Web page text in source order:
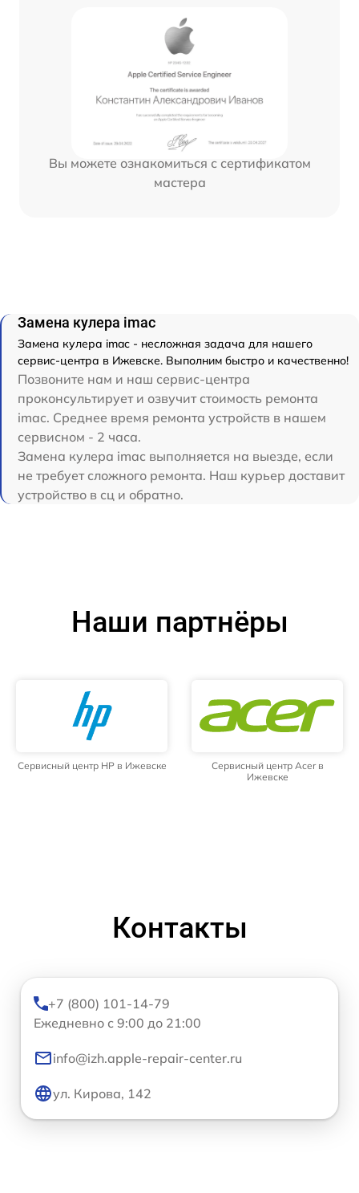
Вы можете ознакомиться с сертификатом
мастера
Замена кулера imac
Замена кулера imac - несложная задача для нашего
сервис-центра в Ижевске. Выполним быстро и качественно!
Позвоните нам и наш сервис-центра
проконсультирует и озвучит стоимость ремонта
imac. Среднее время ремонта устройств в нашем
сервисном - 2 часа.
Замена кулера imac выполняется на выезде, если
не требует сложного ремонта. Наш курьер доставит
устройство в сц и обратно.
Наши партнёры
Сервисный центр HP в Ижевске
Сервисный центр Acer в
Ижевске
Контакты
+7 (800) 101-14-79
Ежедневно с 9:00 до 21:00
info@izh.apple-repair-center.ru
ул. Кирова, 142